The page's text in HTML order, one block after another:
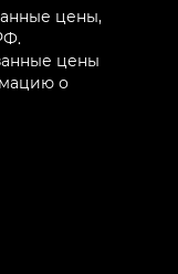
цены,
цены
о